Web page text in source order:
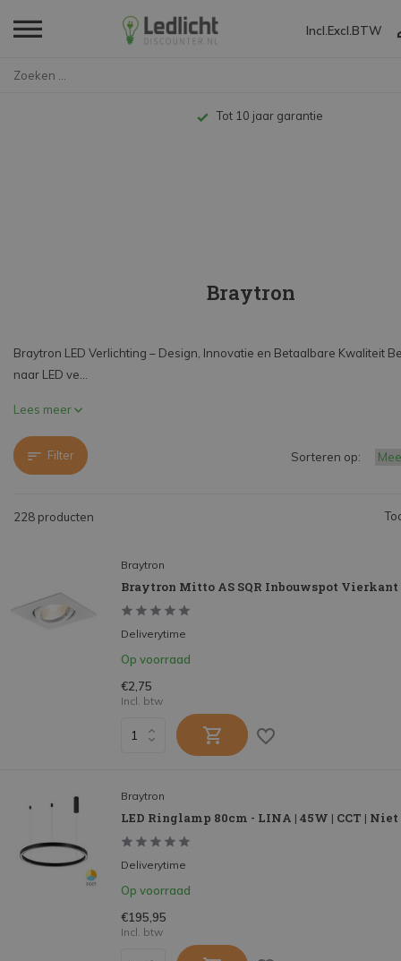
Incl. Excl. BTW
Tot 10 jaar garantie
Braytron
Braytron LED Verlichting – Design, Innovatie en Betaalbare Kwaliteit
naar LED ve...
Lees meer
Filter
228 producten
Sorteren op:
Braytron
Braytron Mitto AS SQR Inbouwspot Vierkant
Deliverytime
Op voorraad
€2,75
Incl. btw
Braytron
LED Ringlamp 80cm - LINA | 45W | CCT |
Deliverytime
Op voorraad
€195,95
Incl. btw